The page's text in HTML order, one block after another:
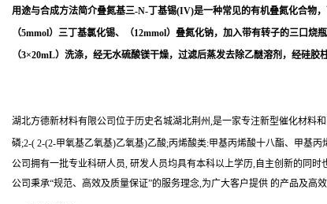
用途与合成方法简介叠氮基三-N-丁基锡(IV)是一种常见的有机叠氮化合物
（5mmol）三丁基氯化锡、（12mmol）叠氮化钠，加入带有转子的三口
（3×20mL）洗涤，经无水硫酸镁干燥，过滤后蒸发去除乙醚溶剂，经硅
湖北方德新材料有限公司位于历史名城湖北荆州,是一家专注新型催化材料
磷;2-( 2-(2-甲氧基乙氧基)乙氧基)乙酸;丙烯酸类:甲基丙烯酸十八酯、甲基
公司拥有一批专业科研人员, 研发人员均具有本科以上学历,自主创新的同
公司秉承“规范、高效及质量保证”的服务理念,为广大客户提供 的产品及高